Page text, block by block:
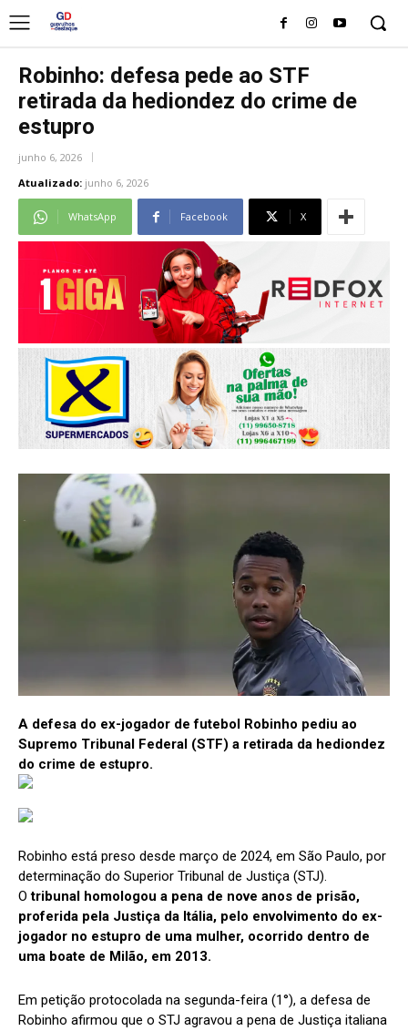
Robinho: defesa pede ao STF
retirada da hediondez do crime de
estupro
junho 6, 2026
Atualizado: junho 6, 2026
WhatsApp Facebook X
A defesa do ex-jogador de futebol Robinho pediu ao
Supremo Tribunal Federal (STF) a retirada da hediondez
do crime de estupro.
Robinho está preso desde março de 2024, em São Paulo, por
determinação do Superior Tribunal de Justiça (STJ).
Otribunal homologou a pena de nove anos de prisão,
proferida pela Justiça da Itália, pelo envolvimento do ex-
jogador no estupro de uma mulher, ocorrido dentro de
uma boate de Milão, em 2013.
Em petição protocolada na segunda-feira (1°), a defesa de
Robinho afirmou que o STJ agravou a pena de Justiça italiana